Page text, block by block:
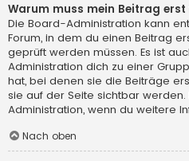
Warum muss mein Beitrag
Die Board-Administration kann
Forum, in dem du einen Beitrag
geprüft werden müssen. Es ist
Administration dich zu einer
hat, bei denen sie die Beiträge
sie auf der Seite sichtbar
Administration, wenn du weitere
Nach oben